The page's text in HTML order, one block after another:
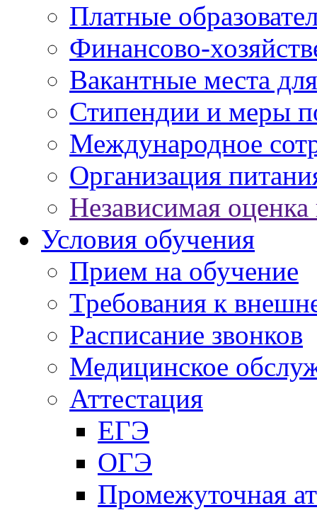
Платные
Финансово-
Вакантные места
Стипендии и меры
Международное
Организация
Независимая оценка
Условия обучения
Прием на обучение
Требования к
Расписание звонков
Медицинское
Аттестация
ЕГЭ
ОГЭ
Промежуточная